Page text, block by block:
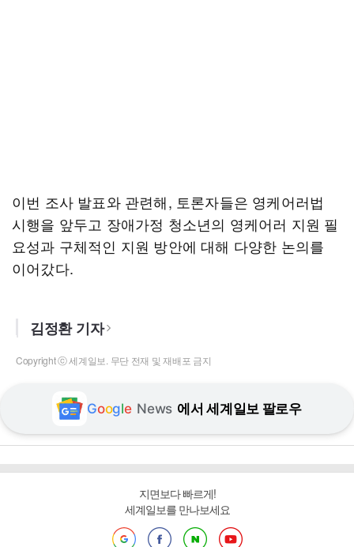
이번 조사 발표와 관련해, 토론자들은 영케어러법
시행을 앞두고 장애가정 청소년의 영케어러 지원 필
요성과 구체적인 지원 방안에 대해 다양한 논의를
이어갔다.
김정환 기자
Copyright ⓒ 세계일보. 무단 전재 및 재배포 금지
Google News 에서 세계일보 팔로우
지면보다 빠르게!
세계일보를 만나보세요